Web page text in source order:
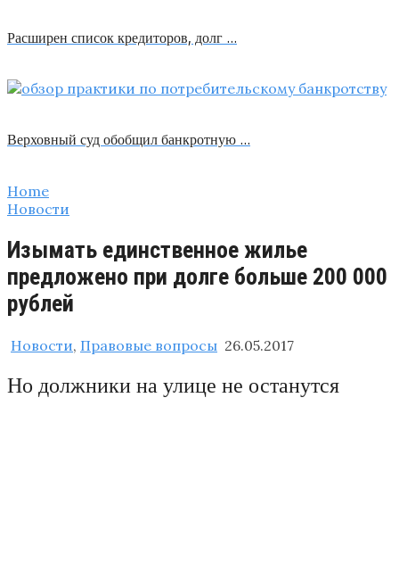
Расширен список кредиторов, долг …
Верховный суд обобщил банкротную …
Home
Новости
Изымать единственное жилье
предложено при долге больше 200 000
рублей
Новости, Правовые вопросы 26.05.2017
Но должники на улице не останутся